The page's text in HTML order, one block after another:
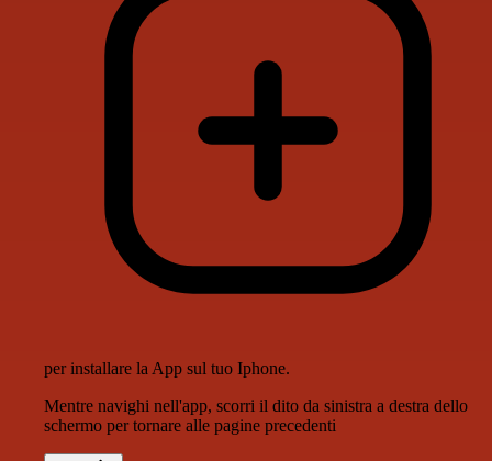
per installare la App sul tuo Iphone.
Mentre navighi nell'app, scorri il dito da sinistra a destra dello
schermo per tornare alle pagine precedenti